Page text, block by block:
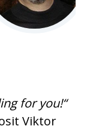
for you!“
Viktor